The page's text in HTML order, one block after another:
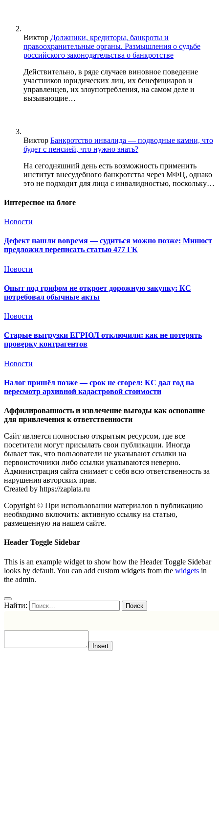
Виктор Должники, кредиторы, банкроты и
правоохранительные органы. Размышления о судьбе
российского законодательства о банкротстве
Действительно, в ряде случаев виновное поведение
участников юридических лиц, их бенефициаров и
управленцев, их злоупотребления, на самом деле и
вызывающие…
Виктор Банкротство инвалида — подводные камни, что
будет с пенсией, что нужно знать?
На сегодняшний день есть возможность применить
институт внесудебного банкротства через МФЦ, однако
это не подходит для лица с инвалидностью, поскольку…
Интересное на блоге
Новости
Дефект нашли вовремя — судиться можно позже: Минюст
предложил переписать статью 477 ГК
Новости
Опыт под грифом не откроет дорожную закупку: КС
потребовал обычные акты
Новости
Старые выгрузки ЕГРЮЛ отключили: как не потерять
проверку контрагентов
Новости
Налог пришёл позже — срок не сгорел: КС дал год на
пересмотр архивной кадастровой стоимости
Аффилированность и извлечение выгоды как основание
для привлечения к ответственности
Сайт является полностью открытым ресурсом, где все
посетители могут присылать свои публикации. Иногда
бывает так, что пользователи не указывают ссылки на
первоисточники либо ссылки указываются неверно.
Администрация сайта снимает с себя всю ответственность за
нарушения авторских прав.
Created by https://zaplata.ru
Copyright © При использовании материалов в публикацию
необходимо включить: активную ссылку на статью,
размещенную на нашем сайте.
Header Toggle Sidebar
This is an example widget to show how the Header Toggle Sidebar
looks by default. You can add custom widgets from the widgets in
the admin.
Найти:
Insert